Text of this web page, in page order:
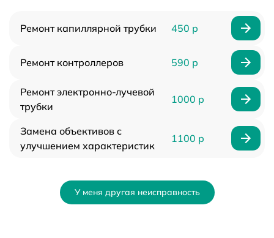
Ремонт капиллярной трубки 450 р
Ремонт контроллеров 590 р
Ремонт электронно-лучевой
трубки
1000 р
Замена объективов с
улучшением характеристик
1100 р
У меня другая неисправность